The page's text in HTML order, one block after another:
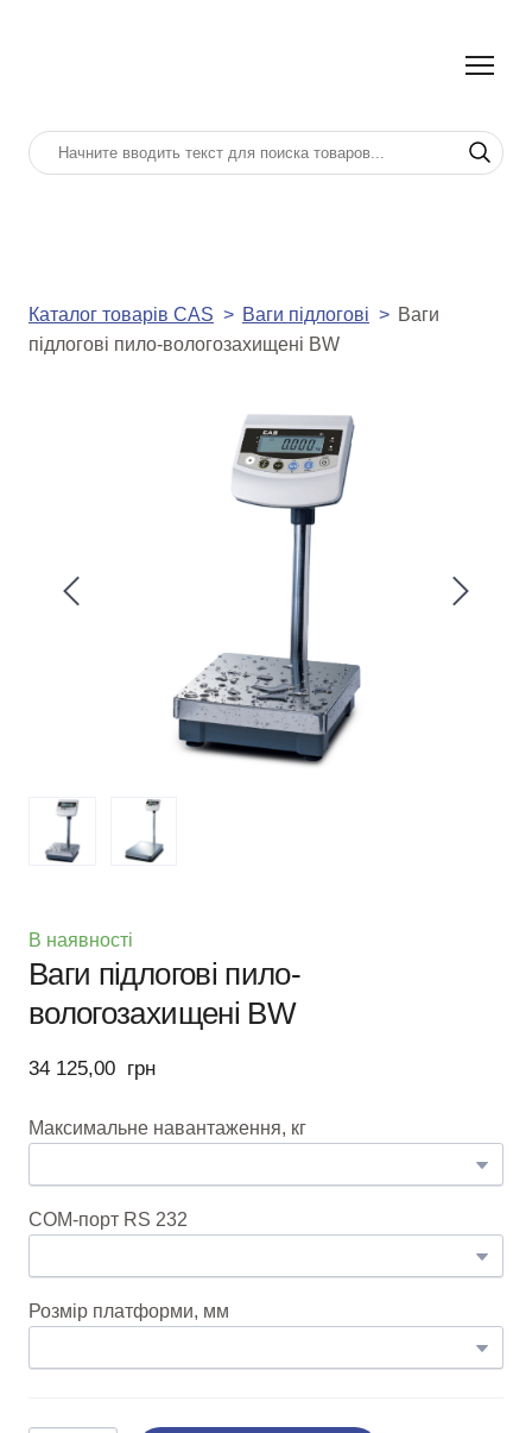
Каталог товарів CAS Ваги підлогові
Ваги
підлогові пило-вологозахищені BW
В наявності
Ваги підлогові пило-
вологозахищені BW
34 125,00  грн
Максимальне навантаження, кг
COM-порт RS 232
Розмір платформи, мм